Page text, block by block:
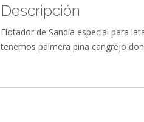
Descripción
Flotador de Sandia especial para
tenemos palmera piña cangrejo